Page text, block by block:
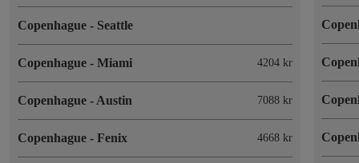
Copenhague - Seattle
Copenhague - Miami 4204 kr
Copenhague - Austin 7088 kr
Copenhague - Fenix 4668 kr